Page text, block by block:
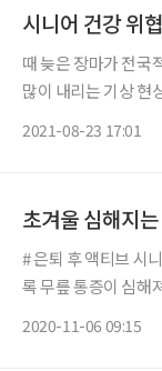
시니어 건강 위
때 늦은 장마가 전국
많이 내리는 기상 현
2021-08-23 17:01
초겨울 심해지
# 은퇴 후 액티브 시
록 무릎 통증이 심해
2020-11-06 09:15